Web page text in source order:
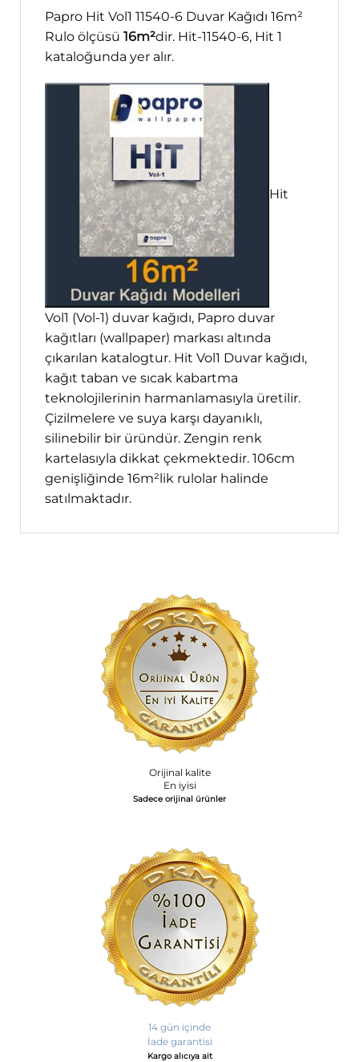
Papro Hit Vol1 11540-6 Duvar Kağıdı 16m²
Rulo ölçüsü 16m²dir. Hit-11540-6, Hit 1
kataloğunda yer alır.
Hit
Vol1 (Vol-1) duvar kağıdı, Papro duvar
kağıtları (wallpaper) markası altında
çıkarılan katalogtur. Hit Vol1 Duvar kağıdı,
kağıt taban ve sıcak kabartma
teknolojilerinin harmanlamasıyla üretilir.
Çizilmelere ve suya karşı dayanıklı,
silinebilir bir üründür. Zengin renk
kartelasıyla dikkat çekmektedir. 106cm
genişliğinde 16m²lik rulolar halinde
satılmaktadır.
Orijinal kalite
En iyisi
Sadece orijinal ürünler
14 gün içinde
İade garantisi
Kargo alıcıya ait